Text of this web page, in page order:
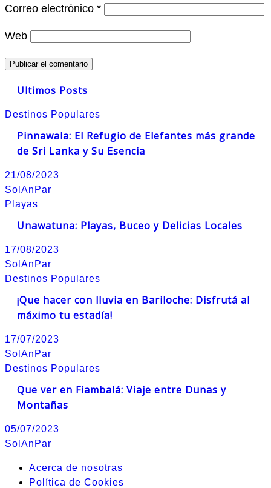
Correo electrónico *
Web
Ultimos Posts
Destinos Populares
Pinnawala: El Refugio de Elefantes más grande
de Sri Lanka y Su Esencia
21/08/2023
SolAnPar
Playas
Unawatuna: Playas, Buceo y Delicias Locales
17/08/2023
SolAnPar
Destinos Populares
¡Que hacer con lluvia en Bariloche: Disfrutá al
máximo tu estadía!
17/07/2023
SolAnPar
Destinos Populares
Que ver en Fiambalá: Viaje entre Dunas y
Montañas
05/07/2023
SolAnPar
Acerca de nosotras
Política de Cookies